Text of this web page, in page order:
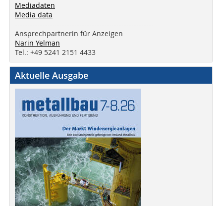
Mediadaten
Media data
--------------------------------------------------------
Ansprechpartnerin für Anzeigen
Narin Yelman
Tel.: +49 5241 2151 4433
Aktuelle Ausgabe